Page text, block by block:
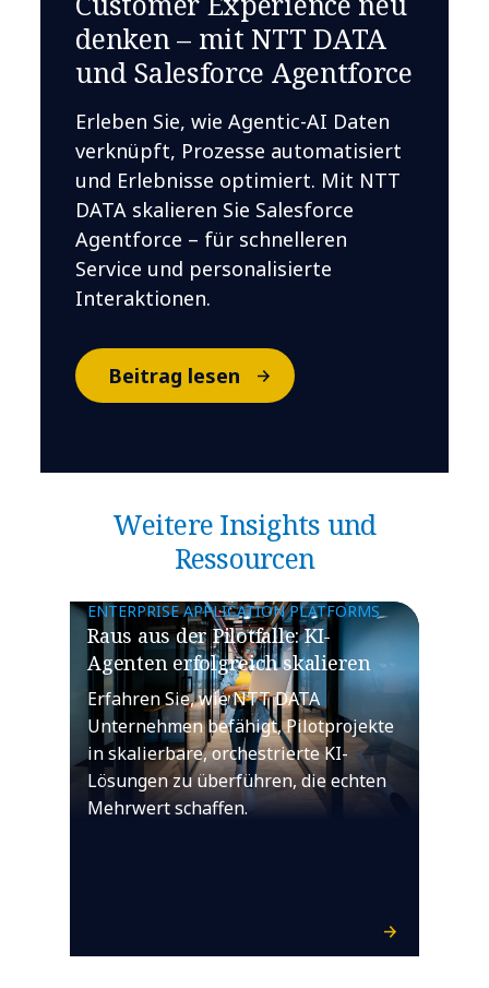
denken – mit NTT DATA
und Salesforce Agentforce
Erleben Sie, wie Agentic-AI Daten
verknüpft, Prozesse automatisiert
und Erlebnisse optimiert. Mit NTT
DATA skalieren Sie Salesforce
Agentforce – für schnelleren
Service und personalisierte
Interaktionen.
Beitrag lesen
Weitere Insights und
Ressourcen
ENTERPRISE APPLICATION PLATFORMS
Raus aus der Pilotfalle: KI-
Agenten erfolgreich skalieren
Erfahren Sie, wie NTT DATA
Unternehmen befähigt, Pilotprojekte
in skalierbare, orchestrierte KI-
Lösungen zu überführen, die echten
Mehrwert schaffen.